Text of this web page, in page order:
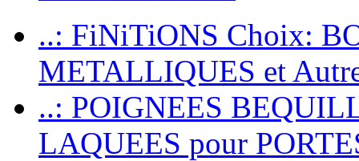
..: FiNiTiONS Choix:
METALLIQUES et
..: POIGNEES
LAQUEES pour